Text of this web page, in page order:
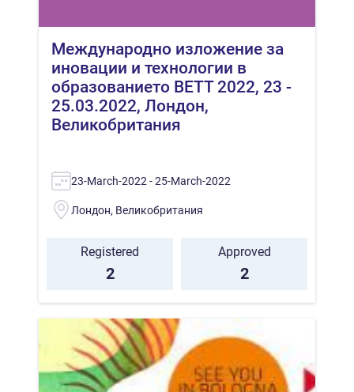
Международно изложение за
иновации и технологии в
образованието BETT 2022, 23 -
25.03.2022, Лондон,
Великобритания
23-March-2022 - 25-March-2022
Лондон, Великобритания
Registered
2
Approved
2